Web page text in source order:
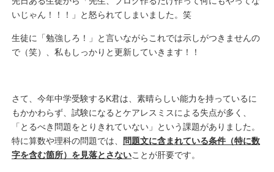
いじゃん！！！」と怒られてしまいました。笑
生徒に「勉強しろ！」と言いながらこれでは示しがつきませんの
で（笑）、私もしっかりと更新していきます！！
さて、今年中学受験するK君は、素晴らしい能力を持っているに
もかかわらず、試験になるとケアレスミスによる失点が多く、
「とるべき問題をとりきれていない」という課題がありました。
特に算数や理科の問題では、
問題文に含まれている条件（特に数
字を含む箇所）を見落とさないことが肝要です。